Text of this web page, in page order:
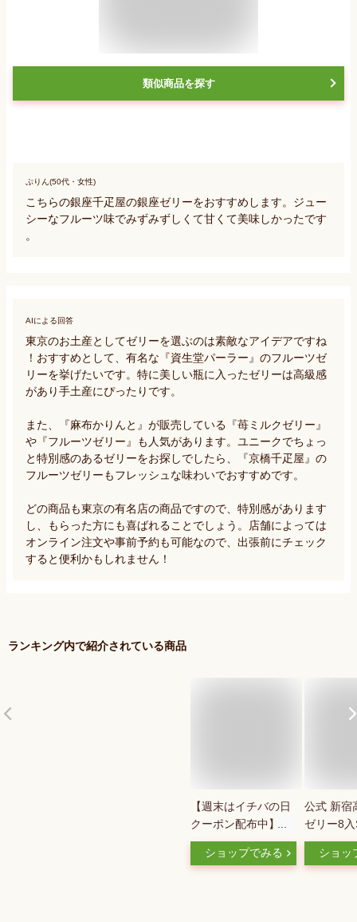
類似商品を探す
ぷりん(50代・女性)
こちらの銀座千疋屋の銀座ゼリーをおすすめします。ジュー
シーなフルーツ味でみずみずしくて甘くて美味しかったです
。
AIによる回答
東京のお土産としてゼリーを選ぶのは素敵なアイデアですね
！おすすめとして、有名な『資生堂パーラー』のフルーツゼ
リーを挙げたいです。特に美しい瓶に入ったゼリーは高級感
があり手土産にぴったりです。
また、『麻布かりんと』が販売している『苺ミルクゼリー』
や『フルーツゼリー』も人気があります。ユニークでちょっ
と特別感のあるゼリーをお探しでしたら、『京橋千疋屋』の
フルーツゼリーもフレッシュな味わいでおすすめです。
どの商品も東京の有名店の商品ですので、特別感があります
し、もらった方にも喜ばれることでしょう。店舗によっては
オンライン注文や事前予約も可能なので、出張前にチェック
すると便利かもしれません！
ランキング内で紹介されている商品
【週末はイチバの日
クーポン配布中】 東
京 ミカド珈琲 コー
ヒーゼリー8個セッ
ショップでみる
公式 新宿
ゼリー8
ツゼリー
高野フル
ショッ